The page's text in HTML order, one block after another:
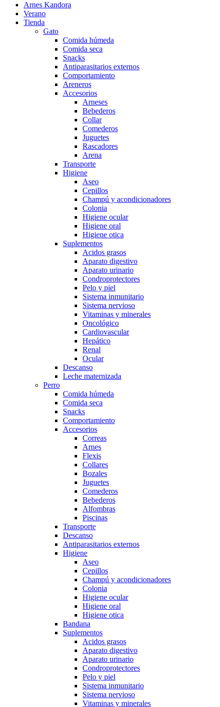
Arnes Kandora
Verano
Tienda
Gato
Comida húmeda
Comida seca
Snacks
Antiparasitarios externos
Comportamiento
Areneros
Accesorios
Arneses
Bebederos
Collar
Comederos
Juguetes
Rascadores
Arena
Transporte
Higiene
Aseo
Cepillos
Champú y acondicionadores
Colonia
Higiene ocular
Higiene oral
Higiene otica
Suplementos
Acidos grasos
Aparato digestivo
Aparato urinario
Condroprotectores
Pelo y piel
Sistema inmunitario
Sistema nervioso
Vitaminas y minerales
Oncológico
Cardiovascular
Hepático
Renal
Ocular
Descanso
Leche maternizada
Perro
Comida húmeda
Comida seca
Snacks
Comportamiento
Accesorios
Correas
Arnes
Flexis
Collares
Bozales
Juguetes
Comederos
Bebederos
Alfombras
Piscinas
Transporte
Descanso
Antiparasitarios externos
Higiene
Aseo
Cepillos
Champú y acondicionadores
Colonia
Higiene ocular
Higiene oral
Higiene otica
Bandana
Suplementos
Acidos grasos
Aparato digestivo
Aparato urinario
Condroprotectores
Pelo y piel
Sistema inmunitario
Sistema nervioso
Vitaminas y minerales